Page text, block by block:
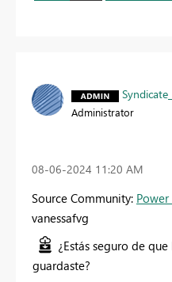
Administrator
‎08-06-2024 11:20 AM
Source Community: Power
vanessafvg
¿Estás seguro de
guardaste?